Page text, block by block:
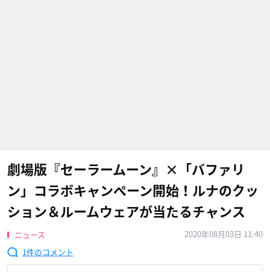
劇場版『セーラームーン』×「バファリ
ン」コラボキャンペーン開始！ルナのクッ
ション＆ルームウェアが当たるチャンス
ニュース
2020年08月03日 11:40
1